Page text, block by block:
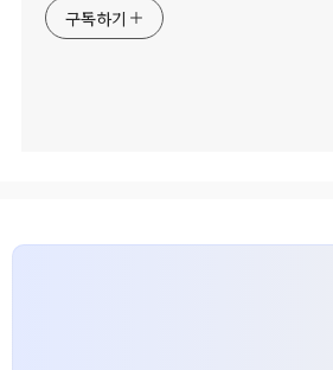
구독하기